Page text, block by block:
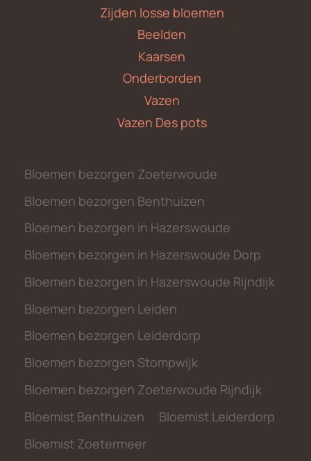
Zijden losse bloemen
Beelden
Kaarsen
Onderborden
Vazen
Vazen Des pots
Bloemen bezorgen Zoeterwoude
Bloemen bezorgen Benthuizen
Bloemen bezorgen in Hazerswoude
Bloemen bezorgen in Hazerswoude Dorp
Bloemen bezorgen in Hazerswoude Rijndijk
Bloemen bezorgen Leiden
Bloemen bezorgen Leiderdorp
Bloemen bezorgen Stompwijk
Bloemen bezorgen Zoeterwoude Rijndijk
Bloemist Benthuizen
Bloemist Leiderdorp
Bloemist Zoetermeer